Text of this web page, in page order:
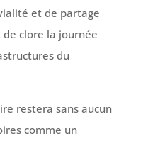
et de partage
clore la journée
du
restera sans aucun
comme un